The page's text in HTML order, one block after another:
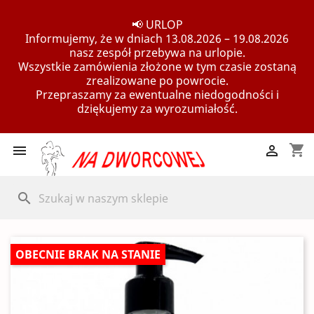
📢 URLOP
Informujemy, że w dniach 13.08.2026 – 19.08.2026
nasz zespół przebywa na urlopie.
Wszystkie zamówienia złożone w tym czasie zostaną
zrealizowane po powrocie.
Przepraszamy za ewentualne niedogodności i
dziękujemy za wyrozumiałość.
 shopping_cart

search
OBECNIE BRAK NA STANIE